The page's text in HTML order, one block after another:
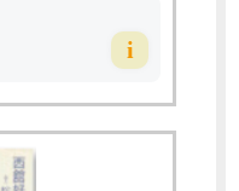
i
ー20P)をセットで！
虐待 カラー12P解説